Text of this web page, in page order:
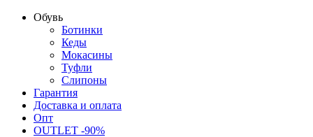
Обувь
Ботинки
Кеды
Мокасины
Туфли
Слипоны
Гарантия
Доставка и оплата
Опт
OUTLET -90%